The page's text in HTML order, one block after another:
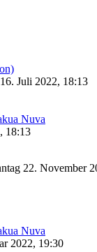
Juli 2022, 18:13
Nuva
18:13
22. November
Nuva
2022, 19:30